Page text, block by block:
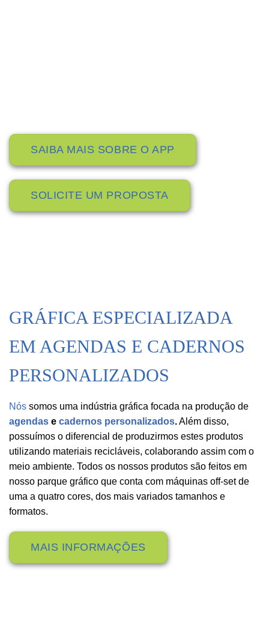
SAIBA MAIS SOBRE O APP
SOLICITE UM PROPOSTA
GRÁFICA ESPECIALIZADA
EM AGENDAS E CADERNOS
PERSONALIZADOS
Nós somos uma indústria gráfica focada na produção de
agendas e cadernos personalizados.Além disso,
possuímos o diferencial de produzirmos estes produtos
utilizando materiais recicláveis, colaborando assim com o
meio ambiente. Todos os nossos produtos são feitos em
nosso parque gráfico que conta com máquinas off-set de
uma a quatro cores, dos mais variados tamanhos e
formatos.
MAIS INFORMAÇÕES